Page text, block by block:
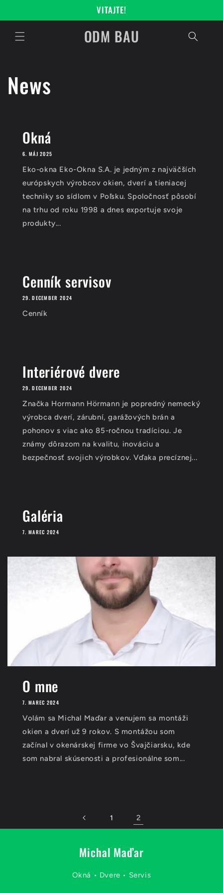
obsah
VITAJTE!
ODM BAU
News
Okná
6. MÁJ 2025
Eko-okna Eko-Okna S.A. je jedným z najväčších
európskych výrobcov okien, dverí a tieniacej
techniky so sídlom v Poľsku. Spoločnosť pôsobí
na trhu od roku 1998 a dnes exportuje svoje
produkty...
Cenník servisov
29. DECEMBER 2024
Cenník
Interiérové dvere
29. DECEMBER 2024
Značka Hormann Hörmann je popredný nemecký
výrobca dverí, zárubní, garážových brán a
pohonov s viac ako 85-ročnou tradíciou. Je
známy dôrazom na kvalitu, inováciu a
bezpečnosť svojich výrobkov. Vďaka precíznej...
Galéria
7. MAREC 2024
O mne
7. MAREC 2024
Volám sa Michal Maďar a venujem sa montáži
okien a dverí už 9 rokov. S montážou som
začínal v okenárskej firme vo Švajčiarsku, kde
som nabral skúsenosti a profesionálne som...
1 2
Michal Maďar
Okná • Dvere • Servis